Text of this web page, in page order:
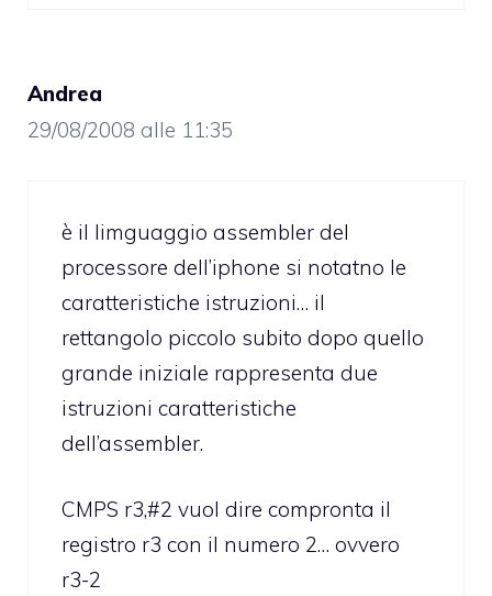
Andrea
29/08/2008 alle 11:35
è il limguaggio assembler del
processore dell’iphone si notatno le
caratteristiche istruzioni… il
rettangolo piccolo subito dopo quello
grande iniziale rappresenta due
istruzioni caratteristiche
dell’assembler.
CMPS r3,#2 vuol dire compronta il
registro r3 con il numero 2… ovvero
r3-2